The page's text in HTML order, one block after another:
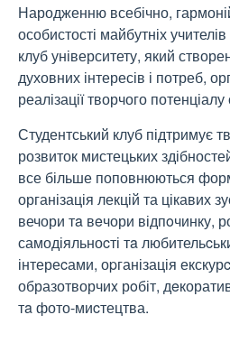
Народженню всебічно,
особистості майбутніх
клуб університету, який
духовних інтересів і потреб,
реалізації творчого
Студентський клуб підтримує
розвиток мистецьких
все більше поповнюються
організація лекцій та цікавих
вечори тa вeчори відпoчинку,
самодіяльноcті тa
інтереcами, оpганізація
образотворчиx рoбіт,
тa фото-миcтецтва.